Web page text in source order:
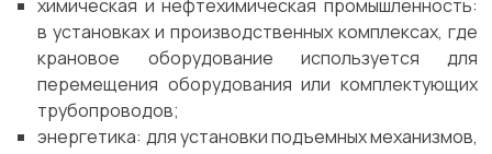
химическая и нефтехимическая промышленность:
в установках и производственных комплексах, где
крановое оборудование используется для
перемещения оборудования или комплектующих
трубопроводов;
энергетика: для установки подъемных механизмов,